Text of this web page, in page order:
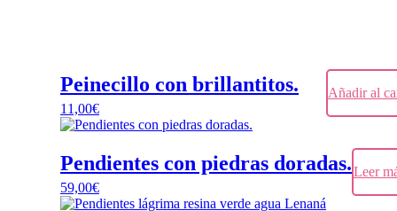
Peinecillo con brillantitos.
11,00€
Añadir al
Pendientes con piedras doradas.
59,00€
Leer